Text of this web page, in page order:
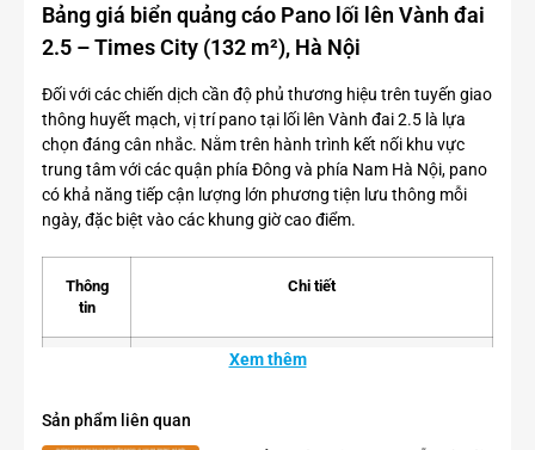
Bảng giá biển quảng cáo Pano lối lên Vành đai
2.5 – Times City (132 m²), Hà Nội
Đối với các chiến dịch cần độ phủ thương hiệu trên tuyến giao
thông huyết mạch, vị trí pano tại lối lên Vành đai 2.5 là lựa
chọn đáng cân nhắc. Nằm trên hành trình kết nối khu vực
trung tâm với các quận phía Đông và phía Nam Hà Nội, pano
có khả năng tiếp cận lượng lớn phương tiện lưu thông mỗi
ngày, đặc biệt vào các khung giờ cao điểm.
Thông
tin
Chi tiết
Biển quảng cáo nằm ngay lối lên đường Vành
doanh và Công nghệ Hà Nội. Đây là khu vực tập
Xem thêm
Sản phẩm liên quan